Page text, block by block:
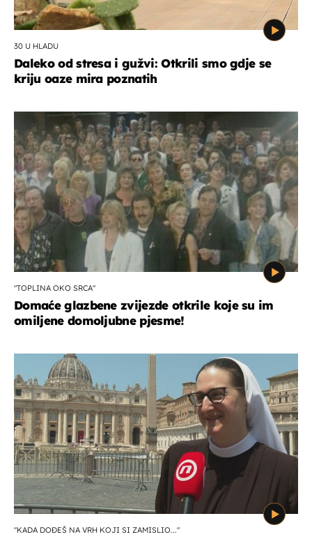
30 U HLADU
Daleko od stresa i gužvi: Otkrili smo gdje se
kriju oaze mira poznatih
"TOPLINA OKO SRCA"
Domaće glazbene zvijezde otkrile koje su im
omiljene domoljubne pjesme!
"KADA DOĐEŠ NA VRH KOJI SI ZAMISLIO..."